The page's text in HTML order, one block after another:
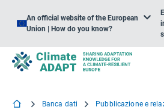
An official website of the European
Union | How do you know?
Banca dati
Pubblicazione e